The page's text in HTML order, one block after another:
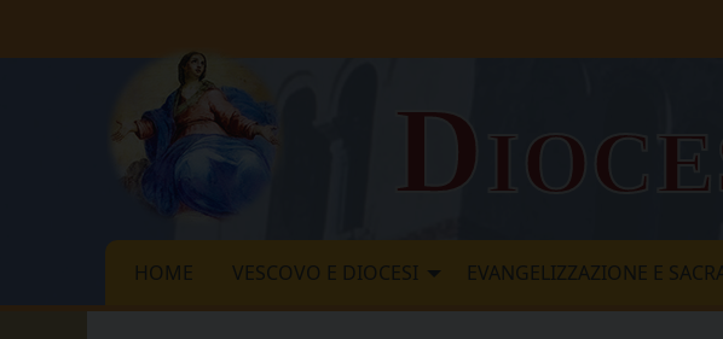
HOME VESCOVO E DIOCESI EVANGELIZZAZIONE E